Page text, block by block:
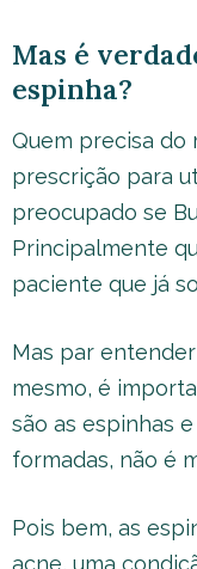
Mas é
espinha?
Quem precisa do
prescrição para
preocupado se
Principalmente
paciente que já
Mas par
mesmo, é
são as espinhas
formadas, não é
Pois bem, as
acne, uma